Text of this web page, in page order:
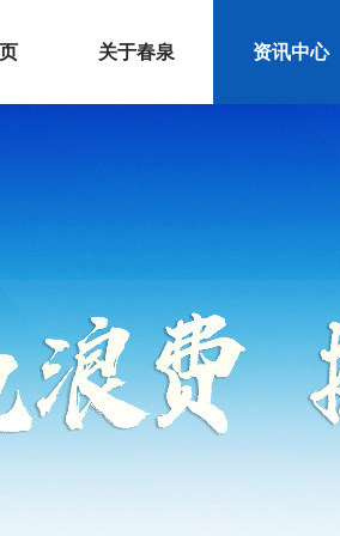
关于春泉 资讯中心